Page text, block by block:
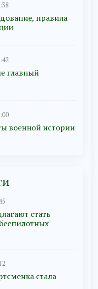
правила
главный
военной истории
cтать
стала